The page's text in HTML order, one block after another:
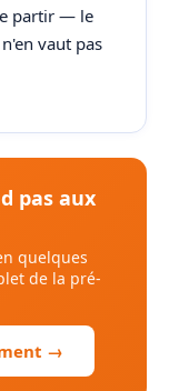
partir — le
vaut pas
pas aux
quelques
de la pré-
→